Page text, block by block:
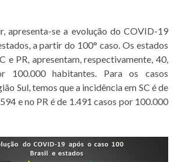
apresenta-se a evolução do COVID-19
a partir do 100° caso. Os estados
e PR, apresentam, respectivamente, 40,
habitantes. Para os casos
Sul, temos que a incidência em SC é de
e no PR é de 1.491 casos por 100.000